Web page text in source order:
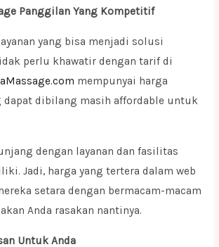
Panggilan Yang Kompetitif
yang bisa menjadi solusi
perlu khawatir dengan tarif di
mempunyai harga
dibilang masih affordable untuk
dengan layanan dan fasilitas
Jadi, harga yang tertera dalam web
setara dengan bermacam-macam
Anda rasakan nantinya.
Untuk Anda